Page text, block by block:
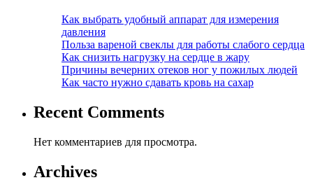
Как выбрать удобный аппарат для измерения
давления
Польза вареной свеклы для работы слабого сердца
Как снизить нагрузку на сердце в жару
Причины вечерних отеков ног у пожилых людей
Как часто нужно сдавать кровь на сахар
Recent Comments
Нет комментариев для просмотра.
Archives